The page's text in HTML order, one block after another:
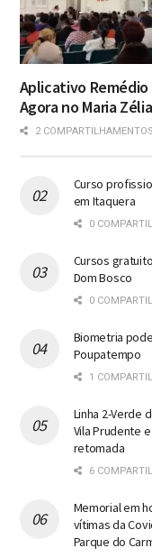
Aplicativo Remédio
Agora no Maria Zélia
2 COMPARTILHAMENTOS
Curso
em Itaquera
0
Cursos
Dom Bosco
0
Biometria
Poupatempo
1
Linha 2-Verde
Vila Prudente
retomada
6
Memorial em
vítimas da
Parque do